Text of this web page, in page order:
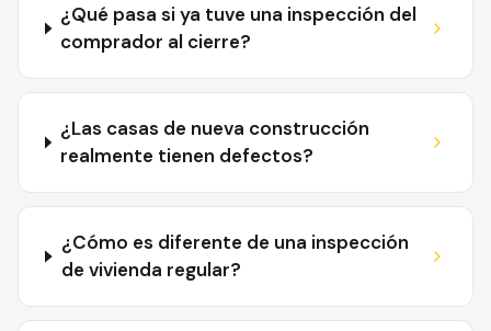
¿Qué pasa si ya tuve una inspección del
comprador al cierre?
¿Las casas de nueva construcción
realmente tienen defectos?
¿Cómo es diferente de una inspección
de vivienda regular?